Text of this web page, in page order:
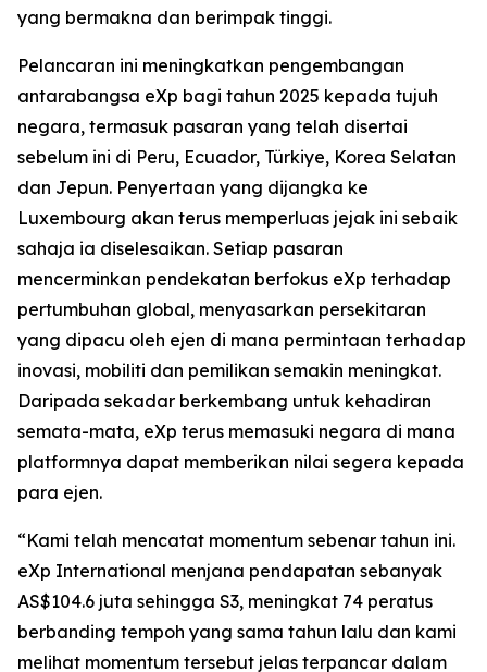
yang bermakna dan berimpak tinggi.
Pelancaran ini meningkatkan pengembangan
antarabangsa eXp bagi tahun 2025 kepada tujuh
negara, termasuk pasaran yang telah disertai
sebelum ini di Peru, Ecuador, Türkiye, Korea Selatan
dan Jepun. Penyertaan yang dijangka ke
Luxembourg akan terus memperluas jejak ini sebaik
sahaja ia diselesaikan. Setiap pasaran
mencerminkan pendekatan berfokus eXp terhadap
pertumbuhan global, menyasarkan persekitaran
yang dipacu oleh ejen di mana permintaan terhadap
inovasi, mobiliti dan pemilikan semakin meningkat.
Daripada sekadar berkembang untuk kehadiran
semata-mata, eXp terus memasuki negara di mana
platformnya dapat memberikan nilai segera kepada
para ejen.
“Kami telah mencatat momentum sebenar tahun ini.
eXp International menjana pendapatan sebanyak
AS$104.6 juta sehingga S3, meningkat 74 peratus
berbanding tempoh yang sama tahun lalu dan kami
melihat momentum tersebut jelas terpancar dalam